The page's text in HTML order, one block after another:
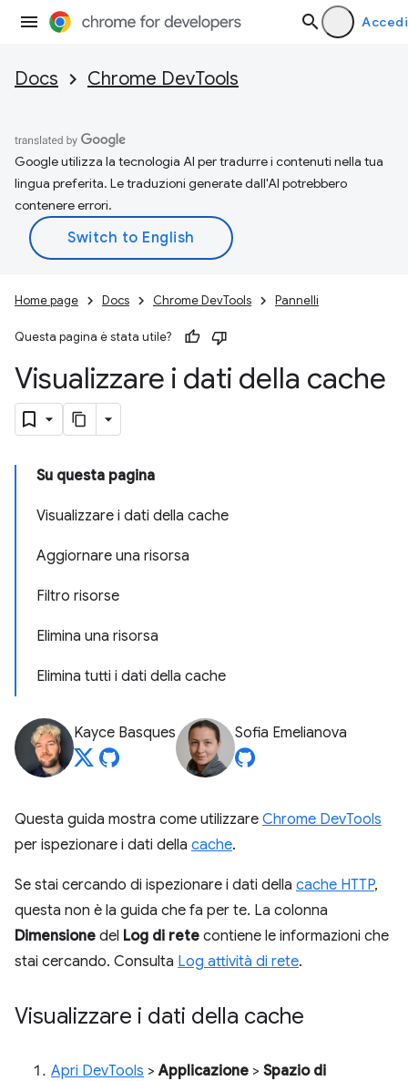
Accedi
Docs Chrome DevTools
Google utilizza la tecnologia AI per tradurre i contenuti nella tua
lingua preferita. Le traduzioni generate dall'AI potrebbero
contenere errori.
Home page Docs Chrome DevTools Pannelli
Questa pagina è stata utile?
Visualizzare i dati della cache
Su questa pagina
Visualizzare i dati della cache
Aggiornare una risorsa
Filtro risorse
Elimina una risorsa
Elimina tutti i dati della cache
Kayce Basques Sofia Emelianova
Questa guida mostra come utilizzare Chrome DevTools
per ispezionare i dati della cache.
Se stai cercando di ispezionare i dati della cache HTTP,
questa non è la guida che fa per te. La colonna
Dimensione del Log di rete contiene le informazioni che
stai cercando. Consulta Log attività di rete.
Visualizzare i dati della cache
Apri DevTools >Applicazione > Spazio di